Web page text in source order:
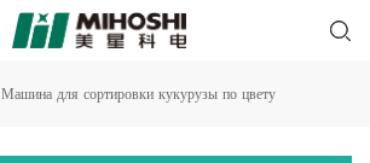
Машина для сортировки кукурузы по цвету